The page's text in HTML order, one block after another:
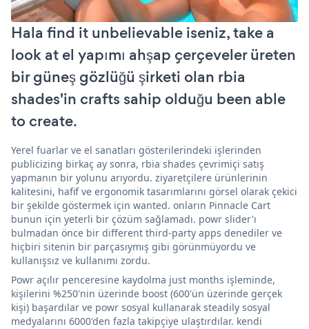
Hala find it unbelievable iseniz, take a
look at el yapımı ahşap çerçeveler üreten
bir güneş gözlüğü şirketi olan rbia
shades'in crafts sahip olduğu been able
to create.
Yerel fuarlar ve el sanatları gösterilerindeki işlerinden
publicizing birkaç ay sonra, rbia shades çevrimiçi satış
yapmanın bir yolunu arıyordu. ziyaretçilere ürünlerinin
kalitesini, hafif ve ergonomik tasarımlarını görsel olarak çekici
bir şekilde göstermek için wanted. onların Pinnacle Cart
bunun için yeterli bir çözüm sağlamadı. powr slider'ı
bulmadan önce bir different third-party apps denediler ve
hiçbiri sitenin bir parçasıymış gibi görünmüyordu ve
kullanışsız ve kullanımı zordu.
Powr açılır penceresine kaydolma just months işleminde,
kişilerini %250'nin üzerinde boost (600'ün üzerinde gerçek
kişi) başardılar ve powr sosyal kullanarak steadily sosyal
medyalarını 6000'den fazla takipçiye ulaştırdılar. kendi